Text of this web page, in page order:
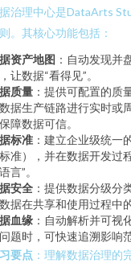
治理中心是DataArts
。其核心功能包括：
资产地图 ：自动发现并
让数据“看得见”。
质量 ：提供可配置的质
据生产链路进行实时或
障数据可信。
标准 ：建立企业级统一
准），并在数据开发过
言”。
安全 ：提供数据分级分
据在共享和使用过程中
血缘 ：自动解析并可视
题时，可快速追溯影响
要点 ：理解数据治理的